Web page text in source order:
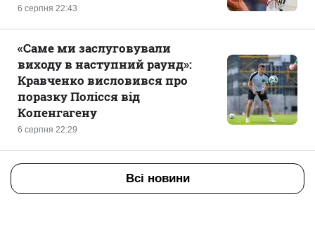
6 серпня 22:43
6 серпня 22:29
«Саме ми заслуговували
виходу в наступний раунд»:
Кравченко висловився про
поразку Полісся від
Копенгагену
Всі новини